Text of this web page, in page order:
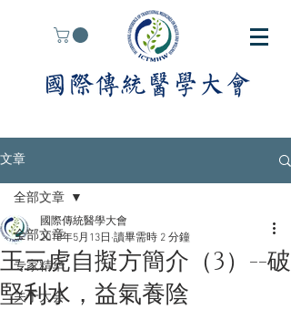
文章
全部文章
专家精华
关于大会
全部文章
王三虎自擬方簡介（3）--破
堅利水，益氣養陰
國際傳統醫學大會
2018年5月13日 讀畢需時 2 分鐘